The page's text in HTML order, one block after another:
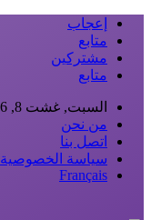
إعجاب
متابع
مشتركين
متابع
السبت, غشت 8, 2026
من نحن
اتصل بنا
سياسة الخصوصية
Français